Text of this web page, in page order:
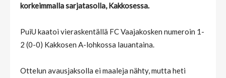
korkeimmalla sarjatasolla, Kakkosessa.
PuiU kaatoi vieraskentällä FC Vaajakosken numeroin 1-
2 (0-0) Kakkosen A-lohkossa lauantaina.
Ottelun avausjaksolla ei maaleja nähty, mutta heti